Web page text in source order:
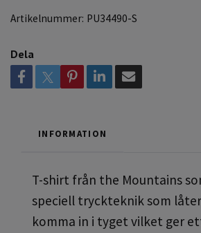
Artikelnummer: PU34490-S
Dela
INFORMATION
T-shirt från the Mountains
speciell tryckteknik som
komma in i tyget vilket ger